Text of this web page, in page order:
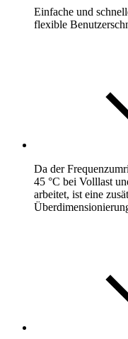
Einfache und
flexible
Da der
45 °C bei Volllast
arbeitet, ist eine